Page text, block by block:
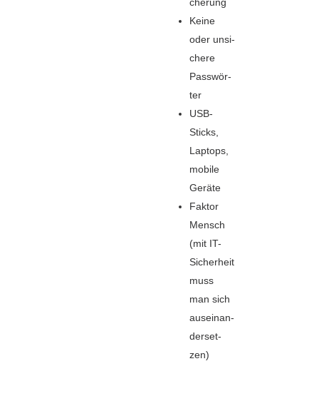
Kei­ne
oder unsi­
che­re
Pass­wör­
ter
USB-
Sticks,
Lap­tops,
mobi­le
Gerä­te
Fak­tor
Mensch
(mit IT-
Sicher­heit
muss
man sich
aus­ein­an­
der­set­
zen)